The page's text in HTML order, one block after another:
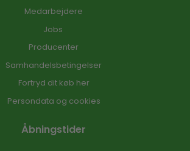
Medarbejdere
Jobs
Producenter
Samhandelsbetingelser
Fortryd dit køb her
Persondata og cookies
Åbningstider